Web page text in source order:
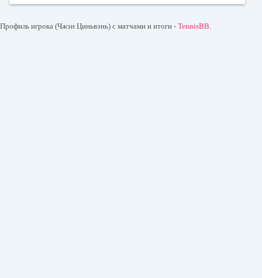
Профиль игрока (Чжэн Циньвэнь) с матчами и итоги - TennisBB